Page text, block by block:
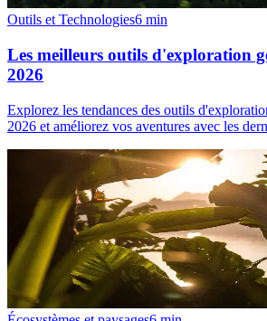
Outils et Technologies6 min
Les meilleurs outils d'exploration
2026
Explorez les tendances des outils
2026 et améliorez vos aventures avec les